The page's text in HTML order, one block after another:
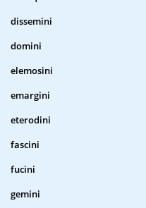
dissemini
domini
elemosini
emargini
eterodini
fascini
fucini
gemini